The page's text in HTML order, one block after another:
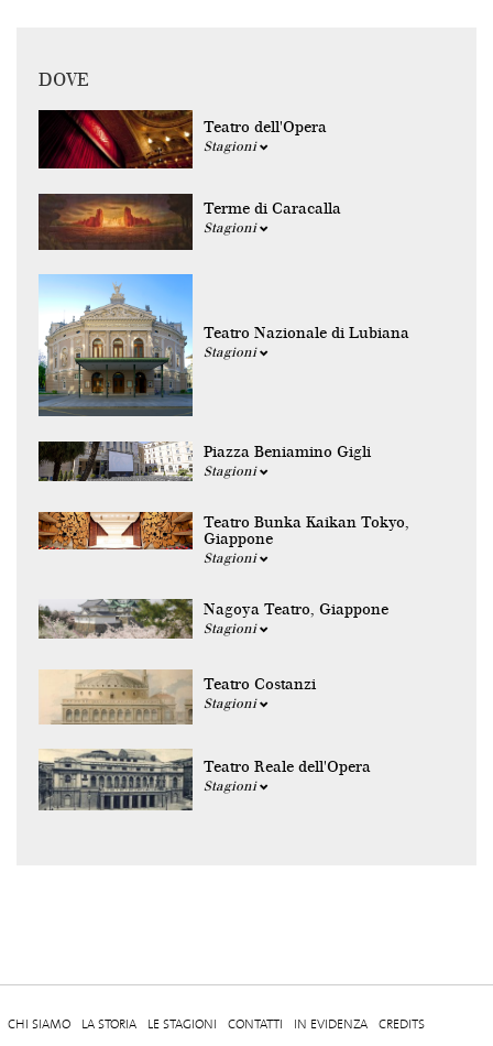
DOVE
Teatro dell'Opera
Stagioni
Terme di Caracalla
Stagioni
Teatro Nazionale di Lubiana
Stagioni
Piazza Beniamino Gigli
Stagioni
Teatro Bunka Kaikan Tokyo,
Giappone
Stagioni
Nagoya Teatro, Giappone
Stagioni
Teatro Costanzi
Stagioni
Teatro Reale dell'Opera
Stagioni
CHI SIAMO LA STORIA LE STAGIONI CONTATTI IN EVIDENZA CREDITS